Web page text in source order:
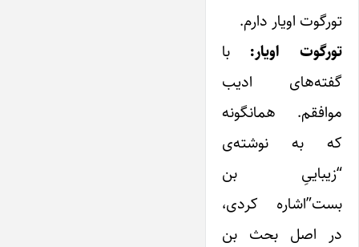
تورگوت اویار دارم.
تورگوت اویار: با
گفته‌های ادیب
موافقم. همانگونه
که به نوشته‌ی
“زیباییِ بن
بست”‌اشاره کردی،
در اصل بحث بن